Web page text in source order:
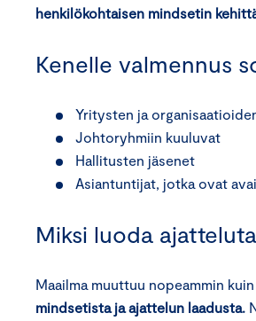
henkilökohtaisen mindsetin
Kenelle valmennus
Yritysten ja
Johtoryhmiin kuuluvat
Hallitusten jäsenet
Asiantuntijat, jotka ovat
Miksi luoda
Maailma muuttuu nopeammin
mindsetista ja ajattelun laadusta.